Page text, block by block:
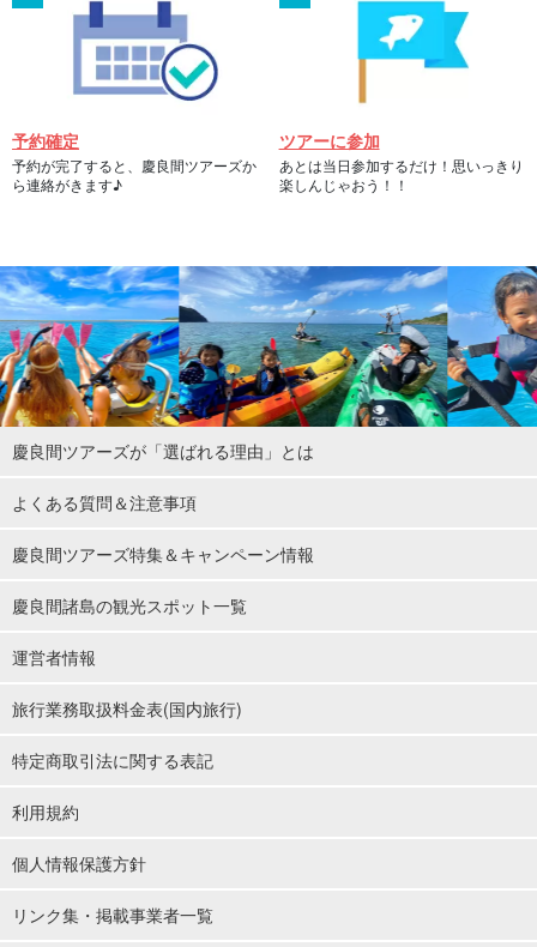
予約確定
予約が完了すると、慶良間ツアーズか
ら連絡がきます♪
ツアーに参加
あとは当日参加するだけ！思いっきり
楽しんじゃおう！！
慶良間ツアーズが「選ばれる理由」とは
よくある質問＆注意事項
慶良間ツアーズ特集＆キャンペーン情報
慶良間諸島の観光スポット一覧
運営者情報
旅行業務取扱料金表(国内旅行)
特定商取引法に関する表記
利用規約
個人情報保護方針
リンク集・掲載事業者一覧